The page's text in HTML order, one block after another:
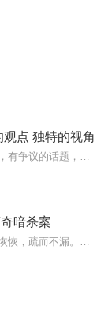
点 独特的视角
暗杀案